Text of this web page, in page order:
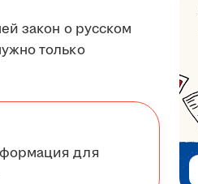
закон о русском
только
для